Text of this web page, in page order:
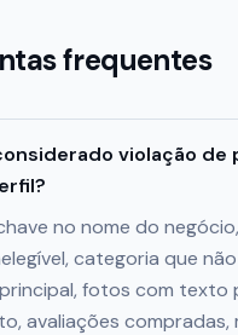
frequentes
violação de
no nome do
categoria que
fotos com texto
avaliações compradas,